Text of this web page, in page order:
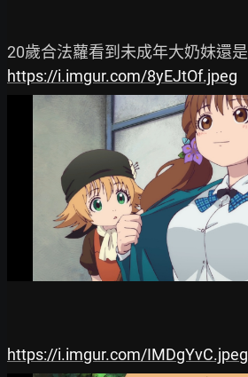
https://i.imgur.com/8yEJtOf.jpeg
https://i.imgur.com/IMDgYvC.jpeg